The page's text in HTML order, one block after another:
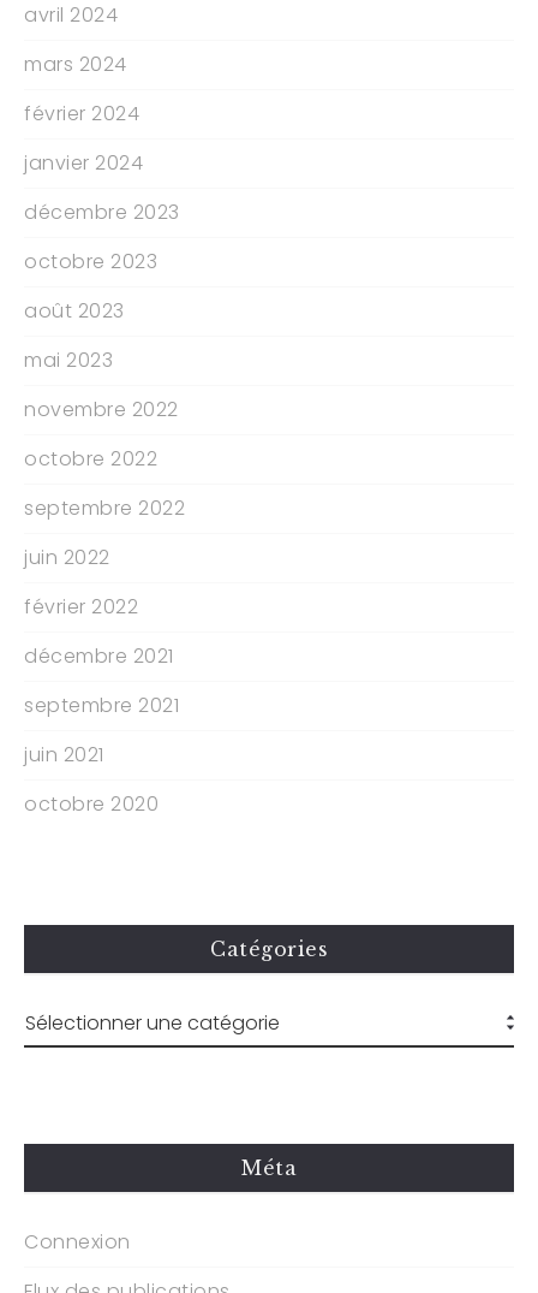
avril 2024
mars 2024
février 2024
janvier 2024
décembre 2023
octobre 2023
août 2023
mai 2023
novembre 2022
octobre 2022
septembre 2022
juin 2022
février 2022
décembre 2021
septembre 2021
juin 2021
octobre 2020
Catégories
Méta
Connexion